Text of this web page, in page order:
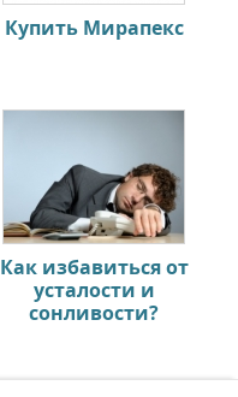
Купить Мирапекс
Как избавиться от
усталости и
сонливости?